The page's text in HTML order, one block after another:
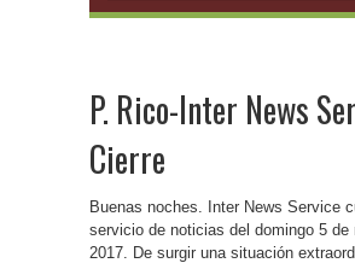
P. Rico-Inter News
Cierre
Buenas noches. Inter News Service
servicio de noticias del domingo 5 de
2017. De surgir una situación